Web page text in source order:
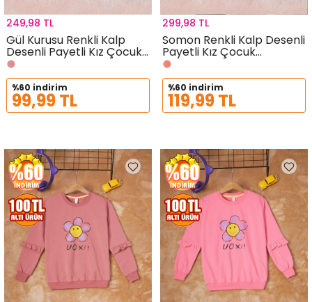
Gül Kurusu Renkli Kalp
Desenli Payetli Kız Çocuk
Sweatshirt 16695
249,98 TL
%60 indirim
99,99 TL
Somon Renkli Kalp Desenli
Payetli Kız Çocuk
Sweatshirt 16694
299,98 TL
%60 indirim
119,99 TL